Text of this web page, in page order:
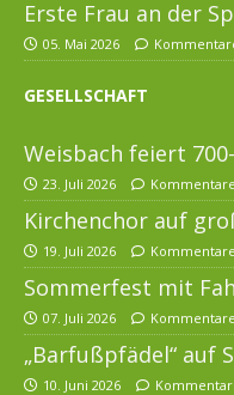
Erste Frau an der
05. Mai 2026
GESELLSCHAFT
Weisbach feiert
23. Juli 2026
Kirchenchor auf
19. Juli 2026
Sommerfest mit
07. Juli 2026
„Barfußpfädel“ auf
10. Juni 2026